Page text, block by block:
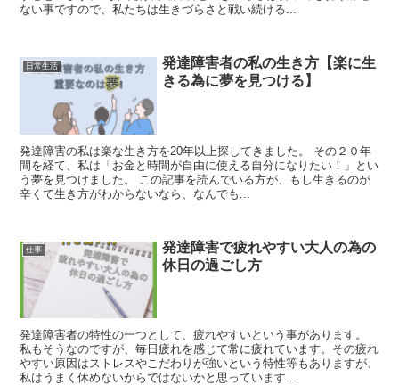
ない事ですので、私たちは生きづらさと戦い続ける...
日常生活
発達障害者の私の生き方【楽に生
きる為に夢を見つける】
発達障害の私は楽な生き方を20年以上探してきました。 その２０年
間を経て、私は「お金と時間が自由に使える自分になりたい！」とい
う夢を見つけました。 この記事を読んでいる方が、もし生きるのが
辛くて生き方がわからないなら、なんでも...
仕事
発達障害で疲れやすい大人の為の
休日の過ごし方
発達障害者の特性の一つとして、疲れやすいという事があります。
私もそうなのですが、毎日疲れを感じて常に疲れています。その疲れ
やすい原因はストレスやこだわりが強いという特性等もありますが、
私はうまく休めないからではないかと思っています...